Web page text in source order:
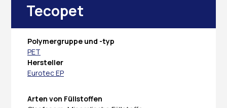
Tecopet
Polymergruppe und -typ
PET
Hersteller
Eurotec EP
Arten von Füllstoffen